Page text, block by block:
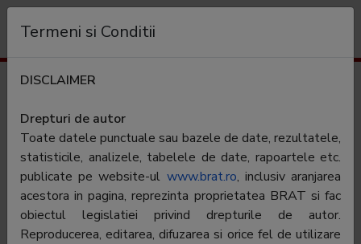
infoactual.ro
Categorie:Stiri generale
Editor: Editura Evenimentul si Capital SRL
Editura Evenimentul si Capital SRL
Termeni si Conditii
DISCLAIMER
Drepturi de autor
Toate datele punctuale sau bazele de date, rezultatele,
statisticile, analizele, tabelele de date, rapoartele etc.
publicate pe website-ul www.brat.ro, inclusiv aranjarea
acestora in pagina, reprezinta proprietatea BRAT si fac
obiectul legislatiei privind drepturile de autor.
Reproducerea, editarea, difuzarea si orice fel de utilizare